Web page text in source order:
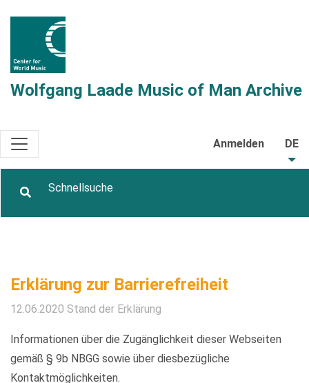
Wolfgang Laade Music of Man Archive
Anmelden DE
Erklärung zur Barrierefreiheit
12.06.2020 Stand der Erklärung
Informationen über die Zugänglichkeit dieser Webseiten
gemäß § 9b NBGG sowie über diesbezügliche
Kontaktmöglichkeiten.